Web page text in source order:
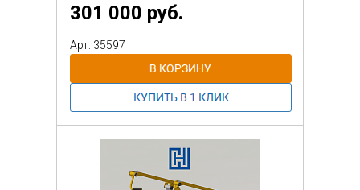
301 000 руб.
Арт: 35597